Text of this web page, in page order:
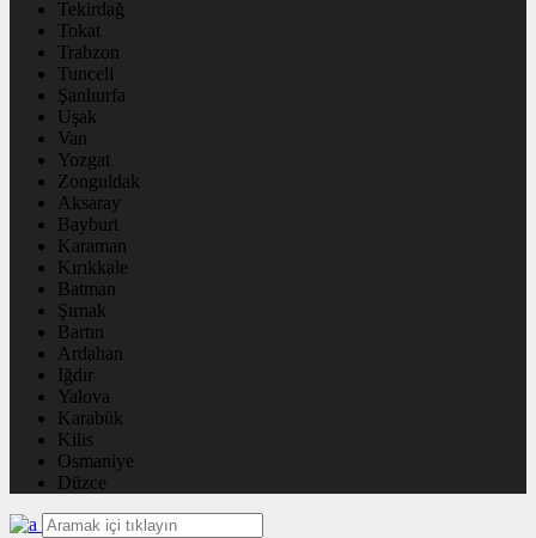
Tekirdağ
Tokat
Trabzon
Tunceli
Şanlıurfa
Uşak
Van
Yozgat
Zonguldak
Aksaray
Bayburt
Karaman
Kırıkkale
Batman
Şırnak
Bartın
Ardahan
Iğdır
Yalova
Karabük
Kilis
Osmaniye
Düzce